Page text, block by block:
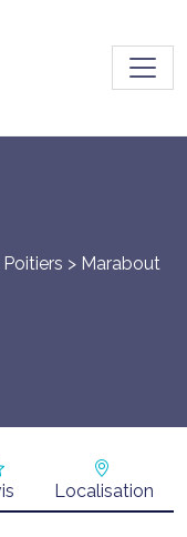
Poitiers > Marabout
Localisation